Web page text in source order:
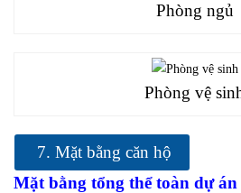
Phòng ngủ
Phòng vệ
7. Mặt bằng căn hộ
Mặt bằng tổng thể toàn dự